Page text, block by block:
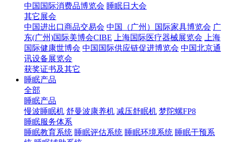
中国国际消费品博览会 睡眠日大会
其它展会
中国进出口商品交易会 中国（广州）国际家具博览会 广
东(广州)国际美博会CIBE
上海国际医疗器械展览会
上海
国际健康世博会 中国国际供应链促进博览会 中国北京通
讯设备展览会
获奖证书及其它
睡眠产品
全部
睡眠产品
慢波睡眠机 舒曼波康养机 减压舒眠机 梦陀螺FP8
睡眠服务体系
睡眠教育系统 睡眠评估系统 睡眠环境系统 睡眠干预系